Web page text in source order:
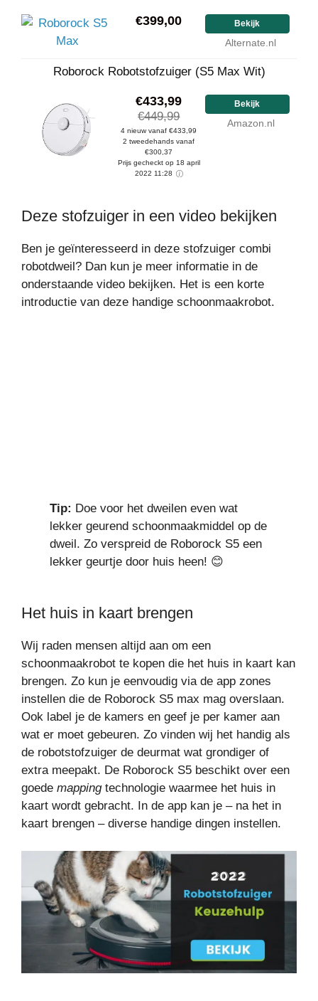
€399,00 Bekijk
Alternate.nl
Roborock Robotstofzuiger (S5 Max Wit)
€433,99
€449,99
4 nieuw vanaf €433,99
2 tweedehands vanaf
€300,37
Prijs gecheckt op 18 april
2022 11:28
Bekijk
Amazon.nl
Deze stofzuiger in een video bekijken
Ben je geïnteresseerd in deze stofzuiger combi
robotdweil? Dan kun je meer informatie in de
onderstaande video bekijken. Het is een korte
introductie van deze handige schoonmaakrobot.
Tip: Doe voor het dweilen even wat
lekker geurend schoonmaakmiddel op de
dweil. Zo verspreid de Roborock S5 een
lekker geurtje door huis heen! 😊
Het huis in kaart brengen
Wij raden mensen altijd aan om een
schoonmaakrobot te kopen die het huis in kaart kan
brengen. Zo kun je eenvoudig via de app zones
instellen die de Roborock S5 max mag overslaan.
Ook label je de kamers en geef je per kamer aan
wat er moet gebeuren. Zo vinden wij het handig als
de robotstofzuiger de deurmat wat grondiger of
extra meepakt. De Roborock S5 beschikt over een
goede mappingtechnologie waarmee het huis in
kaart wordt gebracht. In de app kan je – na het in
kaart brengen – diverse handige dingen instellen.